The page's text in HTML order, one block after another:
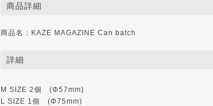
商品詳細
商品名：KAZE MAGAZINE Can batch
詳細
M SIZE 2個 (Φ57mm)
L SIZE 1個 (Φ75mm)